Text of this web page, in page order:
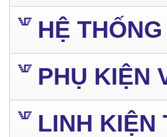
HỆ
PHỤ KIỆN
LINH KIỆN